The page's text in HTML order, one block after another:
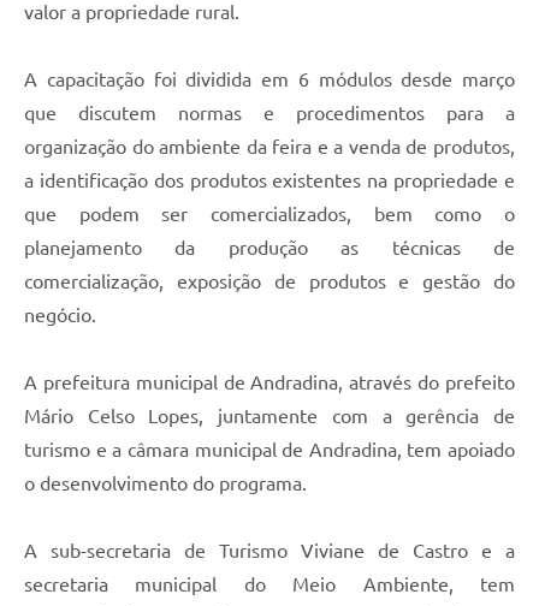
valor a propriedade rural.
A capacitação foi dividida em 6 módulos desde março
que discutem normas e procedimentos para a
organização do ambiente da feira e a venda de produtos,
a identificação dos produtos existentes na propriedade e
que podem ser comercializados, bem como o
planejamento da produção as técnicas de
comercialização, exposição de produtos e gestão do
negócio.
A prefeitura municipal de Andradina, através do prefeito
Mário Celso Lopes, juntamente com a gerência de
turismo e a câmara municipal de Andradina, tem apoiado
o desenvolvimento do programa.
A sub-secretaria de Turismo Viviane de Castro e a
secretaria municipal do Meio Ambiente, tem